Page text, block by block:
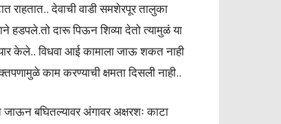
राहतात.. देवाची वाडी समशेरपूर तालुका
हडपले.तो दारू पिऊन शिव्या देतो त्यामुळं या
केले.. विधवा आई कामाला जाऊ शकत नाही
काम करण्याची क्षमता दिसली नाही..
जाऊन बघितल्यावर अंगावर अक्षरशः काटा